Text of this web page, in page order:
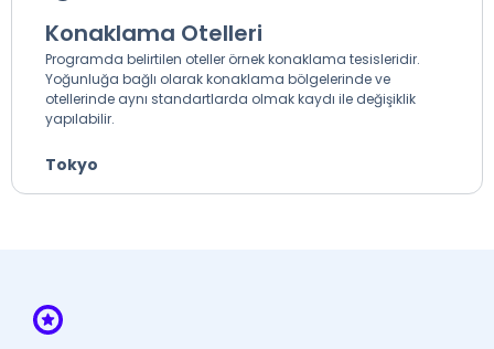
Konaklama Otelleri
Programda belirtilen oteller örnek konaklama tesisleridir.
Yoğunluğa bağlı olarak konaklama bölgelerinde ve
otellerinde aynı standartlarda olmak kaydı ile değişiklik
yapılabilir.
Tokyo